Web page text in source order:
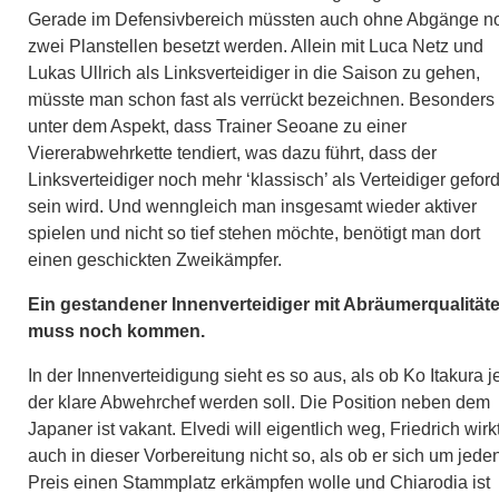
Gerade im Defensivbereich müssten auch ohne Abgänge
zwei Planstellen besetzt werden. Allein mit Luca Netz und
Lukas Ullrich als Linksverteidiger in die Saison zu gehen,
müsste man schon fast als verrückt bezeichnen. Besonders
unter dem Aspekt, dass Trainer Seoane zu einer
Viererabwehrkette tendiert, was dazu führt, dass der
Linksverteidiger noch mehr ‘klassisch’ als Verteidiger
sein wird. Und wenngleich man insgesamt wieder aktiver
spielen und nicht so tief stehen möchte, benötigt man dort
einen geschickten Zweikämpfer.
Ein gestandener Innenverteidiger mit
muss noch kommen.
In der Innenverteidigung sieht es so aus, als ob Ko Itakura
der klare Abwehrchef werden soll. Die Position neben dem
Japaner ist vakant. Elvedi will eigentlich weg, Friedrich
auch in dieser Vorbereitung nicht so, als ob er sich um
Preis einen Stammplatz erkämpfen wolle und Chiarodia ist